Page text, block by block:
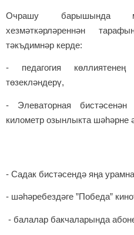
Очрашу барышында
хезмәткәрләреннән
тәкъдимнәр керде:
- педагогия
төзекләндерү,
- Элеваторная
километр озынлыкта шәһәрне
- Садак бистәсендә яңа
- шәһәребездәге ”Победа”
- балалар бакчаларында